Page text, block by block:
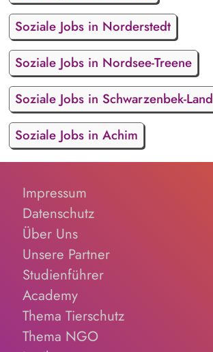
Soziale Jobs in Norderstedt
Soziale Jobs in Nordsee-Treene
Soziale Jobs in Schwarzenbek-Land
Soziale Jobs in Achim
Impressum
Datenschutz
Über Uns
Unsere Partner
Studienführer
Academy
Thema Tierschutz
Thema NGO